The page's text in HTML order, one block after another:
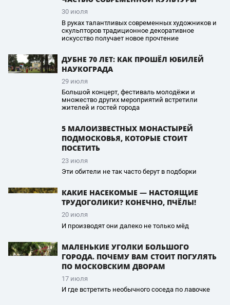
30 июля
В руках талантливых современных художников и
скульпторов традиционное декоративное
искусство получает новое прочтение
ДУБНЕ 70 ЛЕТ: КАК ПРОШЁЛ ЮБИЛЕЙ
НАУКОГРАДА
29 июля
Большой концерт, фестиваль молодёжи и
множество других мероприятий встретили
жителей и гостей города
5 МАЛОИЗВЕСТНЫХ МОНАСТЫРЕЙ
ПОДМОСКОВЬЯ, КОТОРЫЕ СТОИТ
ПОСЕТИТЬ
23 июля
Эти обители не так часто берут в подборки
КАКИЕ НАСЕКОМЫЕ — НАСТОЯЩИЕ
ТРУДОГОЛИКИ? КОНЕЧНО, ПЧЁЛЫ!
20 июля
И производят они далеко не только мёд
МАЛЕНЬКИЕ УГОЛКИ БОЛЬШОГО
ГОРОДА. ПОЧЕМУ ВАМ СТОИТ ПОГУЛЯТЬ
ПО МОСКОВСКИМ ДВОРАМ
17 июля
И где встретить необычного соседа по лавочке